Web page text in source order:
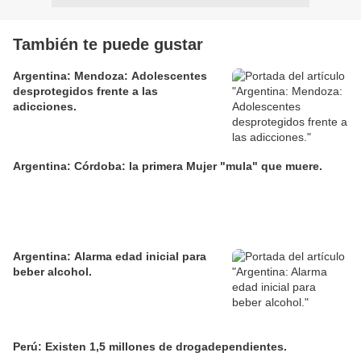
También te puede gustar
Argentina: Mendoza: Adolescentes
desprotegidos frente a las
adicciones.
Argentina: Córdoba: la primera Mujer "mula" que muere.
Argentina: Alarma edad inicial para
beber alcohol.
Perú: Existen 1,5 millones de drogadependientes.